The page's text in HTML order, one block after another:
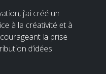
j’ai créé un
à la créativité et à
la prise
d’idées